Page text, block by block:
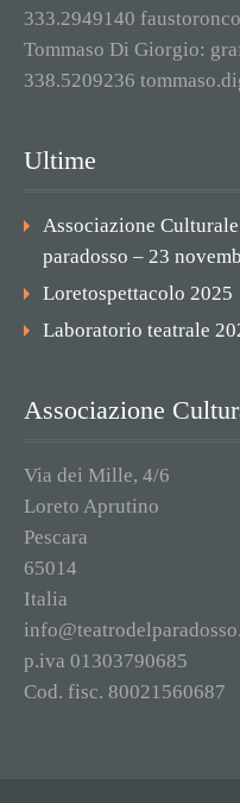
333.2949140
Tommaso Di Giorgio:
338.5209236
Ultime
Associazione
paradosso – 23
Loretospettacolo 2025
Laboratorio teatrale
Associazione
Via dei Mille, 4/6
Loreto Aprutino
Pescara
65014
Italia
p.iva 01303790685
Cod. fisc. 80021560687